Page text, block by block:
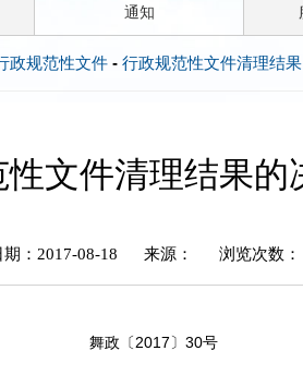
通知
政规范性文件 - 行政规范性文件清理结果
文件清理结果的
期：2017-08-18 来源： 浏览次数：
舞政〔2017〕30号